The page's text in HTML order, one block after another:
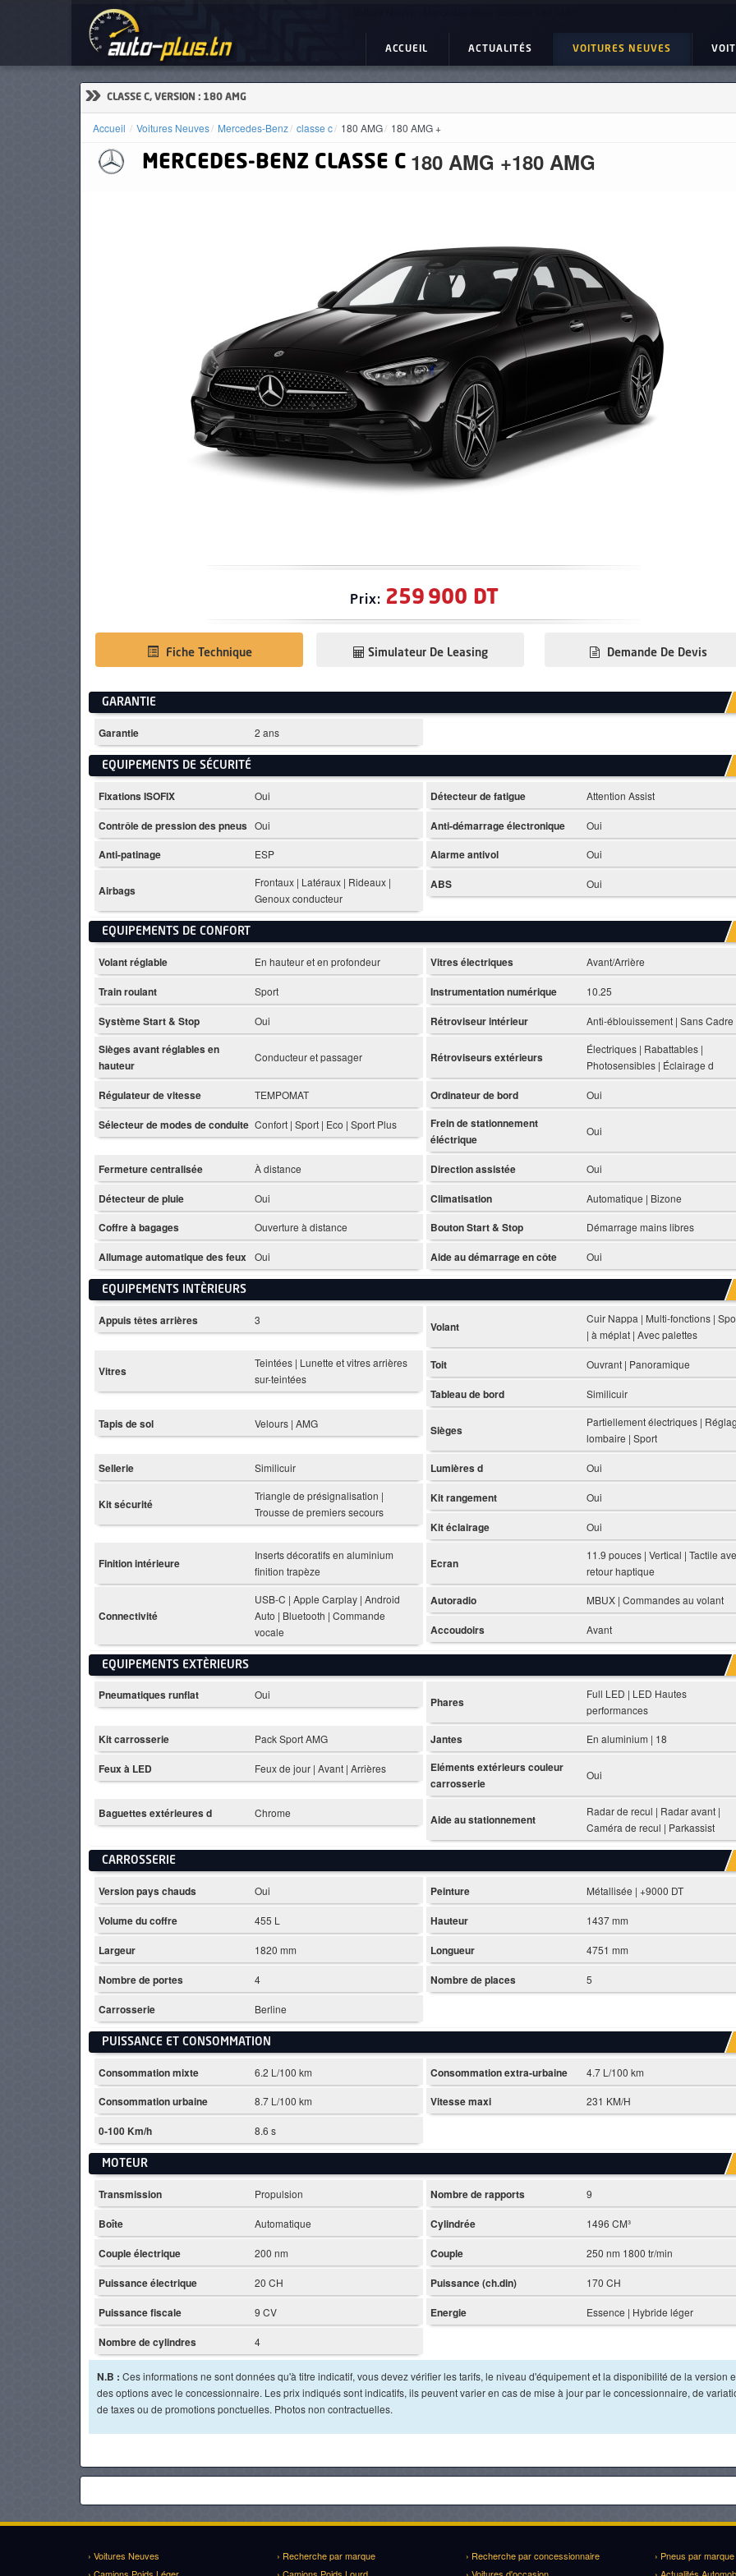
ACCUEIL ACTUALITÉS VOITURES NEUVES
» CLASSE C, VERSION : 180 AMG
Accueil Voitures Neuves Mercedes-Benz classe c 180 AMG 180 AMG +
MERCEDES-BENZ CLASSE C 180 AMG +180 AMG
Prix: 259 900 DT
Fiche Technique Demande De Devis
Simulateur De Leasing
GARANTIE
Garantie 2 ans
EQUIPEMENTS DE SÉCURITÉ
Fixations ISOFIX Oui Détecteur de fatigue Attention Assist
Contrôle de pression des pneus Oui Anti-démarrage électronique Oui
Anti-patinage ESP Alarme antivol Oui
Airbags
Frontaux | Latéraux | Rideaux |
Genoux conducteur
ABS Oui
EQUIPEMENTS DE CONFORT
Volant réglable En hauteur et en profondeur Vitres électriques Avant/Arrière
Train roulant Sport Instrumentation numérique 10.25
Système Start & Stop Oui Rétroviseur intérieur Anti-éblouissement | Sans Cadre
Sièges avant réglables en
hauteur
Conducteur et passager Rétroviseurs extérieurs
Électriques | Rabattables |
Photosensibles | Éclairage d
Régulateur de vitesse TEMPOMAT Ordinateur de bord Oui
Sélecteur de modes de conduite Confort | Sport | Eco | Sport Plus
Frein de stationnement
éléctrique
Oui
Fermeture centralisée À distance Direction assistée Oui
Détecteur de pluie Oui Climatisation Automatique | Bizone
Coffre à bagages Ouverture à distance Bouton Start & Stop Démarrage mains libres
Allumage automatique des feux Oui Aide au démarrage en côte Oui
EQUIPEMENTS INTÈRIEURS
Appuis têtes arrières 3 Volant
Cuir Nappa | Multi-fonctions |
| à méplat | Avec palettes
Vitres
Teintées | Lunette et vitres arrières
sur-teintées
Toit Ouvrant | Panoramique
Tableau de bord Similicuir
Tapis de sol Velours | AMG Sièges
Partiellement électriques |
lombaire | Sport
Sellerie Similicuir Lumières d Oui
Kit sécurité
Triangle de présignalisation |
Trousse de premiers secours
Kit rangement Oui
Kit éclairage Oui
Finition intérieure
Inserts décoratifs en aluminium
finition trapèze
Ecran
11.9 pouces | Vertical | Tactile
retour haptique
Connectivité
USB-C | Apple Carplay | Android
Auto | Bluetooth | Commande
vocale
Autoradio MBUX | Commandes au volant
Accoudoirs Avant
EQUIPEMENTS EXTÈRIEURS
Pneumatiques runflat Oui Phares
Full LED | LED Hautes
performances
Kit carrosserie Pack Sport AMG Jantes En aluminium | 18
Feux à LED Feux de jour | Avant | Arrières
Eléments extérieurs couleur
carrosserie
Oui
Baguettes extérieures d Chrome Aide au stationnement
Radar de recul | Radar avant |
Caméra de recul | Parkassist
CARROSSERIE
Version pays chauds Oui Peinture Métallisée | +9000 DT
Volume du coffre 455 L Hauteur 1437 mm
Largeur 1820 mm Longueur 4751 mm
Nombre de portes 4 Nombre de places 5
Carrosserie Berline
PUISSANCE ET CONSOMMATION
Consommation mixte 6.2 L/100 km Consommation extra-urbaine 4.7 L/100 km
Consommation urbaine 8.7 L/100 km Vitesse maxi 231 KM/H
0-100 Km/h 8.6 s
MOTEUR
Transmission Propulsion Nombre de rapports 9
Boîte Automatique Cylindrée 1496 CM³
Couple électrique 200 nm Couple 250 nm 1800 tr/min
Puissance électrique 20 CH Puissance (ch.din) 170 CH
Puissance fiscale 9 CV Energie Essence | Hybride léger
Nombre de cylindres 4
N.B : Ces informations ne sont données qu'à titre indicatif, vous devez vérifier les tarifs, le niveau d'équipement et la disponibilité de la version
des options avec le concessionnaire. Les prix indiqués sont indicatifs, ils peuvent varier en cas de mise à jour par le concessionnaire, de
de taxes ou de promotions ponctuelles. Photos non contractuelles.
› Voitures Neuves › Recherche par marque › Recherche par concessionnaire
› Pneus par marque
› Camions Poids Léger
› Camions Poids Lourd › Voitures d'occasion › Actualités
ACTUALITÉS